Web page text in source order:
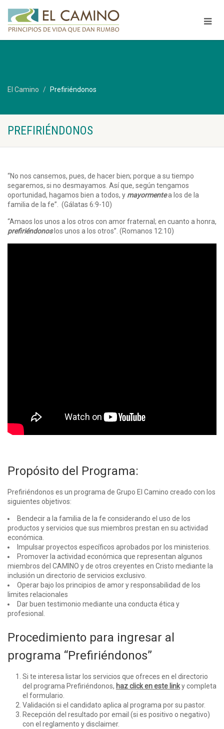
El Camino Prefiriéndonos
PREFIRIÉNDONOS
“No nos cansemos, pues, de hacer bien; porque a su tiempo
segaremos, si no desmayamos. Así que, según tengamos
oportunidad, hagamos bien a todos, y mayormentea los de la
familia de la fe”. (Gálatas 6:9-10)
“Amaos los unos a los otros con amor fraternal; en cuanto a honra,
prefiriéndonos los unos a los otros”. (Romanos 12:10)
Propósito del Programa:
Prefiriéndonos es un programa de Grupo El Camino creado con los
siguientes objetivos:
Bendecir a la familia de la fe considerando el uso de los
productos y servicios que sus miembros prestan en su actividad
económica.
Impulsar proyectos específicos aprobados por los ministerios.
Promover la actividad económica que representan algunos
miembros del CAMINO y de otros creyentes en Cristo mediante la
inclusión un directorio de servicios exclusivo.
Operar bajo los principios de amor y responsabilidad de los
limites relacionales
Dar buen testimonio mediante una conducta ética y
profesional.
Procedimiento para ingresar al
programa “Prefiriéndonos”
Si te interesa listar los servicios que ofreces en el directorio
del programa Prefiriéndonos, haz click en este linky completa
el formulario.
Validación si el candidato aplica al programa por su pastor.
Recepción del resultado por email (si es positivo o negativo)
con el reglamento y disclaimer.